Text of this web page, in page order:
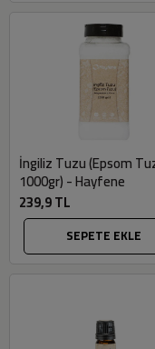
İngiliz Tuzu (Epsom
1000gr) - Hayfene
239,9 TL
SEPETE EKLE